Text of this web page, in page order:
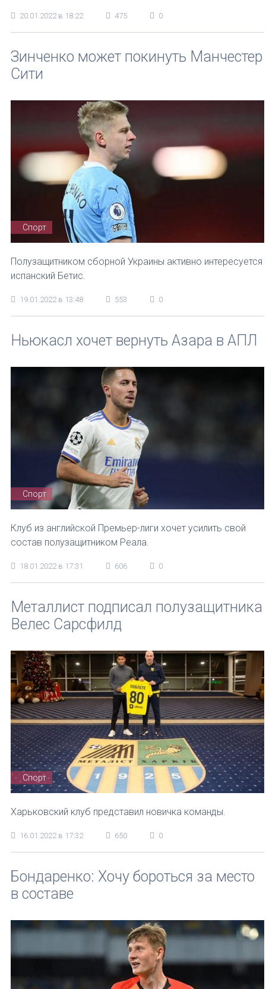
20.01.2022 в 18:22 475 0
Зинченко может покинуть Манчестер
Сити
Спорт
Полузащитником сборной Украины активно интересуется
испанский Бетис.
19.01.2022 в 13:48 553 0
Ньюкасл хочет вернуть Азара в АПЛ
Спорт
Клуб из английской Премьер-лиги хочет усилить свой
состав полузащитником Реала.
18.01.2022 в 17:31 606 0
Металлист подписал полузащитника
Велес Сарсфилд
Спорт
Харьковский клуб представил новичка команды.
16.01.2022 в 17:32 650 0
Бондаренко: Хочу бороться за место
в составе